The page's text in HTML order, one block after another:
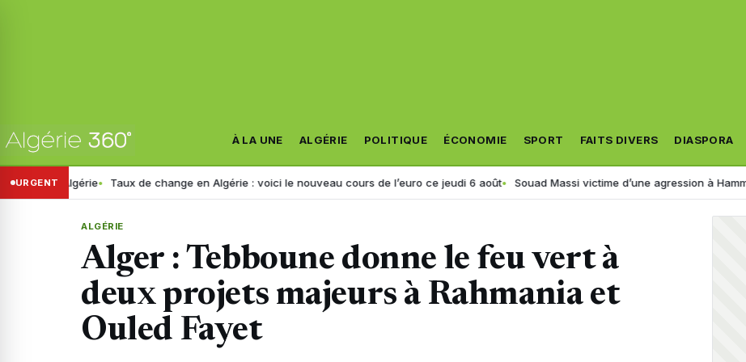
À LA UNE ALGÉRIE POLITIQUE ÉCONOMIE SPORT FAITS DIVERS DIASPORA
URGENTTaux de change en Algérie : voici le nouveau cours de l’euro ce jeudi 6 août Souad Massi victime d’une agression à Hammamet ?
ALGÉRIE
Alger : Tebboune donne le feu vert à
deux projets majeurs à Rahmania et
Ouled Fayet